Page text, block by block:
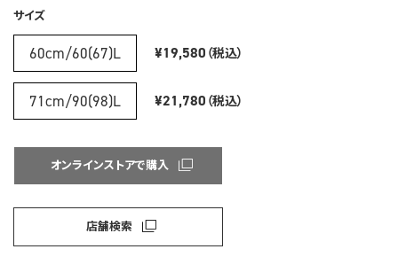
サイズ
60cm/60(67)L ¥19,580 （税込）
71cm/90(98)L ¥21,780 （税込）
オンラインストアで購入
店舗検索